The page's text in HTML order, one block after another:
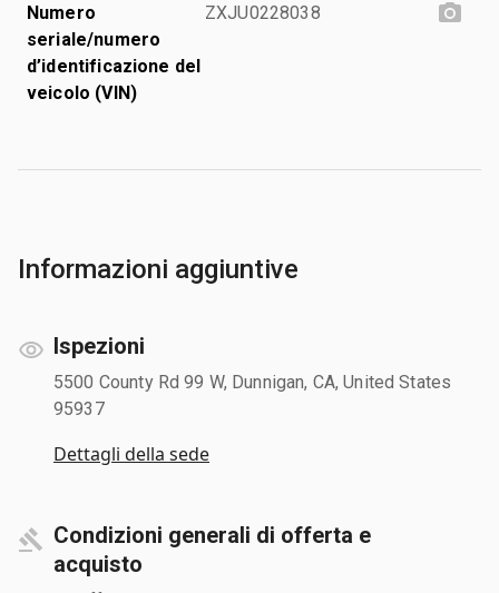
Numero
seriale/numero
d’identificazione del
veicolo (VIN)
ZXJU0228038
Informazioni aggiuntive
Ispezioni
5500 County Rd 99 W, Dunnigan, CA, United States
95937
Dettagli della sede
Condizioni generali di offerta e
acquisto